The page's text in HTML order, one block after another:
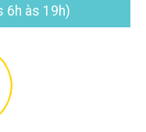
6h às 19h)